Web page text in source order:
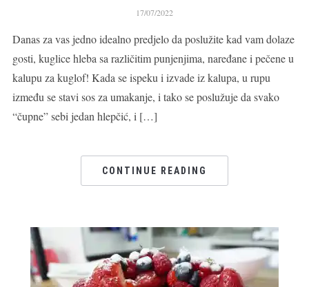
17/07/2022
Danas za vas jedno idealno predjelo da poslužite kad vam dolaze
gosti, kuglice hleba sa različitim punjenjima, naređane i pečene u
kalupu za kuglof! Kada se ispeku i izvade iz kalupa, u rupu
između se stavi sos za umakanje, i tako se poslužuje da svako
“čupne” sebi jedan hlepčić, i […]
CONTINUE READING